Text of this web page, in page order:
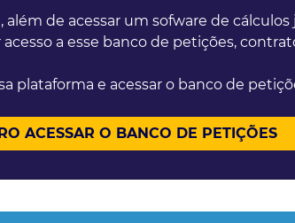
além de acessar um sofware de
a esse banco de petições,
plataforma e acessar o banco de
ACESSAR O BANCO DE PETIÇÕES